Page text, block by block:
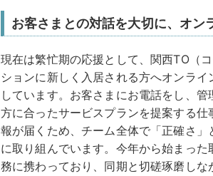
お客さまとの対話を大切に、オン
現在は繁忙期の応援として、関西TO（
ションに新しく入居される方へオンラ
しています。お客さまにお電話をし、
方に合ったサービスプランを提案する
報が届くため、チーム全体で「正確さ
に取り組んでいます。今年から始まっ
務に携わっており、同期と切磋琢磨し